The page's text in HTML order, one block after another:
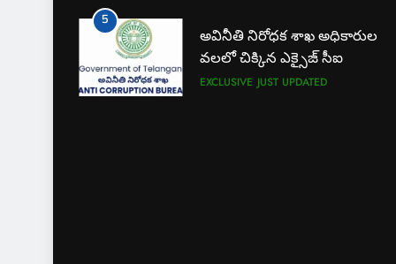
5
అవినీతి నిరోధక శాఖ అధికారుల
వలలో చిక్కిన ఎక్సైజ్ సీఐ
EXCLUSIVE JUST UPDATED